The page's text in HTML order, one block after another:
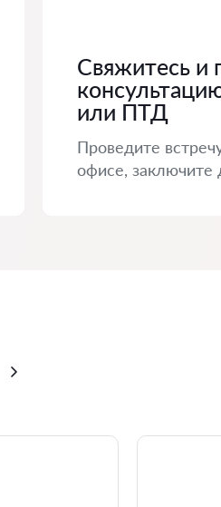
Свяжитесь и
или ПТД
Проведите
офисе, заключите